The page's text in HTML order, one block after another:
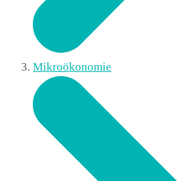
Mikroökonomie